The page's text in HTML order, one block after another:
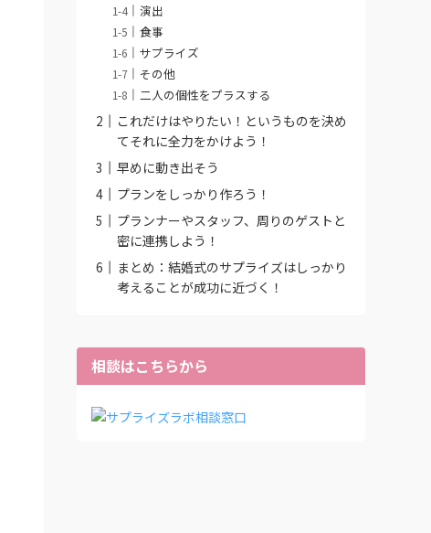
演出
食事
サプライズ
その他
二人の個性をプラスする
これだけはやりたい！というものを決め
てそれに全力をかけよう！
早めに動き出そう
プランをしっかり作ろう！
プランナーやスタッフ、周りのゲストと
密に連携しよう！
まとめ：結婚式のサプライズはしっかり
考えることが成功に近づく！
相談はこちらから